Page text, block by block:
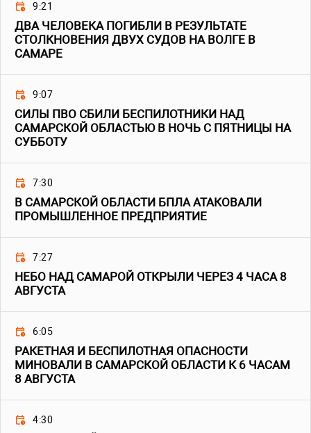
9:21
ДВА ЧЕЛОВЕКА ПОГИБЛИ В РЕЗУЛЬТАТЕ
СТОЛКНОВЕНИЯ ДВУХ СУДОВ НА ВОЛГЕ В
САМАРЕ
9:07
СИЛЫ ПВО СБИЛИ БЕСПИЛОТНИКИ НАД
САМАРСКОЙ ОБЛАСТЬЮ В НОЧЬ С ПЯТНИЦЫ НА
СУББОТУ
7:30
В САМАРСКОЙ ОБЛАСТИ БПЛА АТАКОВАЛИ
ПРОМЫШЛЕННОЕ ПРЕДПРИЯТИЕ
7:27
НЕБО НАД САМАРОЙ ОТКРЫЛИ ЧЕРЕЗ 4 ЧАСА 8
АВГУСТА
6:05
РАКЕТНАЯ И БЕСПИЛОТНАЯ ОПАСНОСТИ
МИНОВАЛИ В САМАРСКОЙ ОБЛАСТИ К 6 ЧАСАМ
8 АВГУСТА
4:30